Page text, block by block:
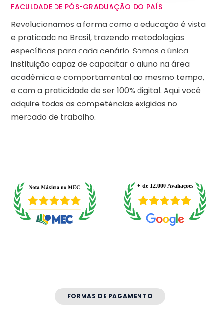
FACULDADE DE PÓS-GRADUAÇÃO DO PAÍS
Revolucionamos a forma como a educação é vista
e praticada no Brasil, trazendo metodologias
específicas para cada cenário. Somos a única
instituição capaz de capacitar o aluno na área
acadêmica e comportamental ao mesmo tempo,
e com a praticidade de ser 100% digital. Aqui você
adquire todas as competências exigidas no
mercado de trabalho.
FORMAS DE PAGAMENTO